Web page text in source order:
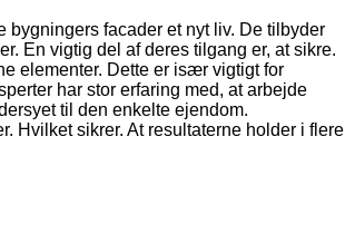
bygningers facader et nyt liv. De tilbyder
En vigtig del af deres tilgang er, at sikre.
elementer. Dette er især vigtigt for
har stor erfaring med, at arbejde
til den enkelte ejendom.
Hvilket sikrer. At resultaterne holder i flere